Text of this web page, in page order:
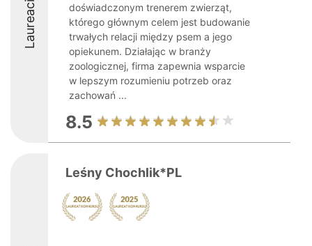
Laureaci
doświadczonym trenerem zwierząt,
którego głównym celem jest budowanie
trwałych relacji między psem a jego
opiekunem. Działając w branży
zoologicznej, firma zapewnia wsparcie
w lepszym rozumieniu potrzeb oraz
zachowań ...
8.5
Leśny Chochlik*PL